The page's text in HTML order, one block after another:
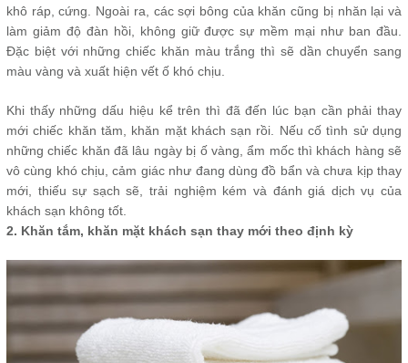
khô ráp, cứng. Ngoài ra, các sợi bông của khăn cũng bị nhăn lại và
làm giảm độ đàn hồi, không giữ được sự mềm mại như ban đầu.
Đặc biệt với những chiếc khăn màu trắng thì sẽ dần chuyển sang
màu vàng và xuất hiện vết ố khó chịu.
Khi thấy những dấu hiệu kể trên thì đã đến lúc bạn cần phải thay
mới chiếc khăn tăm, khăn mặt khách sạn rồi. Nếu cố tình sử dụng
những chiếc khăn đã lâu ngày bị ố vàng, ẩm mốc thì khách hàng sẽ
vô cùng khó chịu, cảm giác như đang dùng đồ bẩn và chưa kịp thay
mới, thiếu sự sạch sẽ, trải nghiệm kém và đánh giá dịch vụ của
khách sạn không tốt.
2. Khăn tắm, khăn mặt khách sạn thay mới theo định kỳ